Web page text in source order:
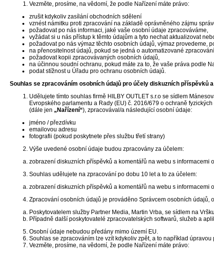
Vezměte, prosíme, na vědomí, že podle Nařízení máte právo:
zrušit kdykoliv zasílání obchodních sdělení
vznést námitku proti zpracování na základě oprávněného zájmu
požadovat po nás informaci, jaké vaše osobní údaje zpracováváme,
vyžádat si u nás přístup k těmto údajům a tyto nechat aktualizovat
požadovat po nás výmaz těchto osobních údajů, výmaz provedeme,
na přenositelnost údajů, pokud se jedná o automatizované
požadovat kopii zpracovávaných osobních údajů,
na účinnou soudní ochranu, pokud máte za to, že vaše práva podle
podat stížnost u Úřadu pro ochranu osobních údajů.
Souhlas se zpracováním osobních údajů pro účely diskuzních příspěvků
Udělujete tímto souhlas firmě HILBY OUTLET s.r.o se sídlem
Evropského parlamentu a Rady (EU) č. 2016/679 o ochraně
(dále jen „Nařízení“), zpracovával/a následující osobní údaje:
jméno / přezdívku
emailovou adresu
fotografii (pokud poskytnete přes službu třetí strany)
Výše uvedené osobní údaje budou zpracovány za účelem:
zobrazení diskuzních příspěvků a komentářů na webu s informacemi
Souhlas udělujete na zpracování po dobu 10 let a to za účelem:
zobrazení diskuzních příspěvků a komentářů na webu s informacemi
Zpracování osobních údajů je prováděno Správcem osobních údajů,
Poskytovatelem služby Partner Media, Martin Vrba, se sídlem na
Případně další poskytovatelé zpracovatelských softwarů, služeb a
Osobní údaje nebudou předány mimo území EU.
Souhlas se zpracováním lze vzít kdykoliv zpět, a to například
Vezměte, prosíme, na vědomí, že podle Nařízení máte právo: